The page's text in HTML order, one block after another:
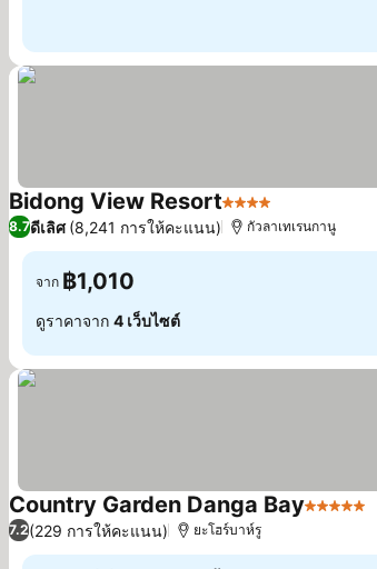
Bidong View Resort4 ดาว
8.7ดีเลิศ (8,241 การให้คะแนน) กัวลาเทเรนกานู
จาก ฿1,010
ดูราคาจาก 4 เว็บไซต์
Country Garden Danga Bay5 ดาว
7.2(229 การให้คะแนน) ยะโฮร์บาห์รู